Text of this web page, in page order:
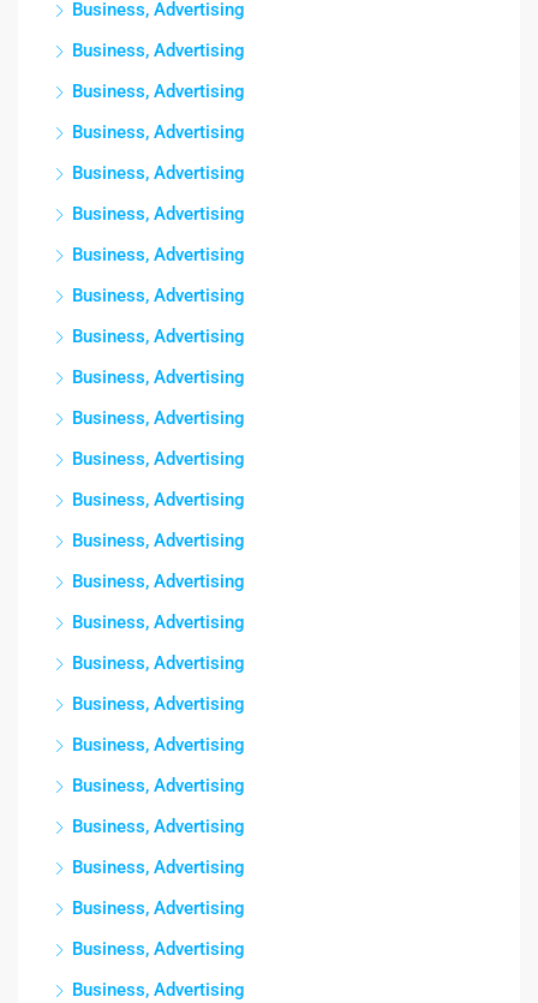
Business, Advertising
Business, Advertising
Business, Advertising
Business, Advertising
Business, Advertising
Business, Advertising
Business, Advertising
Business, Advertising
Business, Advertising
Business, Advertising
Business, Advertising
Business, Advertising
Business, Advertising
Business, Advertising
Business, Advertising
Business, Advertising
Business, Advertising
Business, Advertising
Business, Advertising
Business, Advertising
Business, Advertising
Business, Advertising
Business, Advertising
Business, Advertising
Business, Advertising